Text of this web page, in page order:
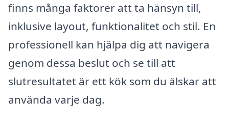
finns många faktorer att ta hänsyn till,
inklusive layout, funktionalitet och stil. En
professionell kan hjälpa dig att navigera
genom dessa beslut och se till att
slutresultatet är ett kök som du älskar att
använda varje dag.